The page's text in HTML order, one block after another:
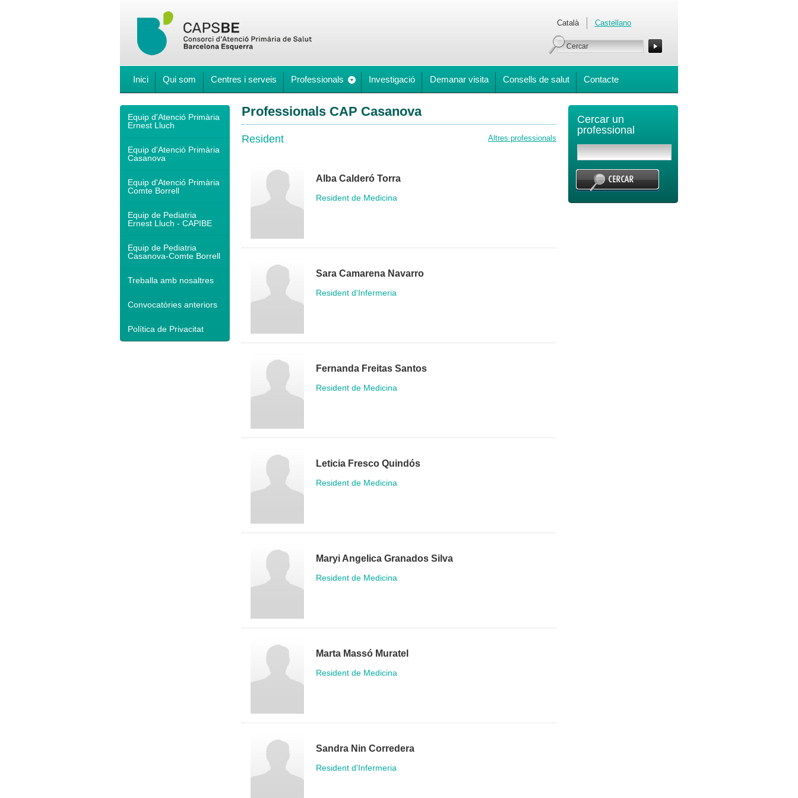
Català Castellano
Inici Qui som Centres i serveis Professionals Investigació Demanar visita Consells de salut Contacte
Equip d'Atenció Primària
Ernest Lluch
Equip d'Atenció Primària
Casanova
Equip d'Atenció Primària
Comte Borrell
Equip de Pediatria
Ernest Lluch - CAPIBE
Equip de Pediatria
Casanova-Comte Borrell
Treballa amb nosaltres
Convocatòries anteriors
Política de Privacitat
Professionals CAP Casanova
Altres professionals
Resident
Alba Calderó Torra
Resident de Medicina
Sara Camarena Navarro
Resident d'Infermeria
Fernanda Freitas Santos
Resident de Medicina
Leticia Fresco Quindós
Resident de Medicina
Maryi Angelica Granados Silva
Resident de Medicina
Marta Massó Muratel
Resident de Medicina
Sandra Nin Corredera
Resident d'Infermeria
Cercar un
professional